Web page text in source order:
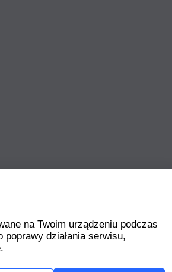
na Twoim urządzeniu podczas
działania serwisu,